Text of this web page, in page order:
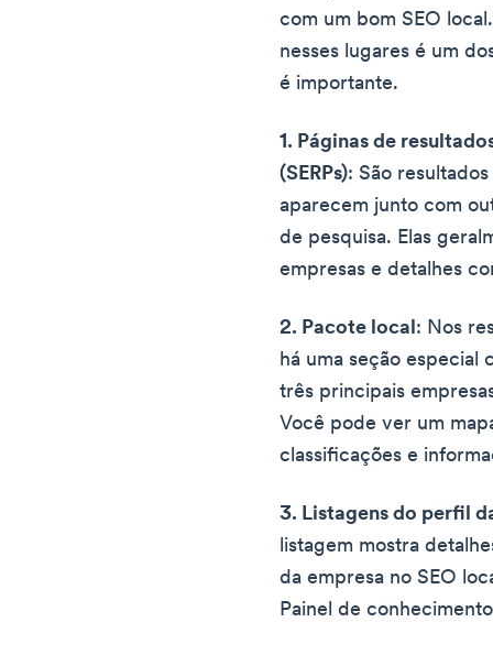
com um bom SEO
nesses lugares é um
é importante.
1. Páginas de
(SERPs): São
aparecem junto com
de pesquisa. Elas
empresas e detalhes
2. Pacote local: Nos
há uma seção especial
três principais
Você pode ver um
classificações e
3. Listagens do perfil
listagem mostra
da empresa no SEO
Painel de